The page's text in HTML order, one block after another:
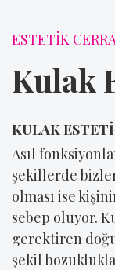
ESTETİK
Kulak
KULAK
Asıl
şekillerde
olması ise
sebep oluyor.
gerektiren
şekil